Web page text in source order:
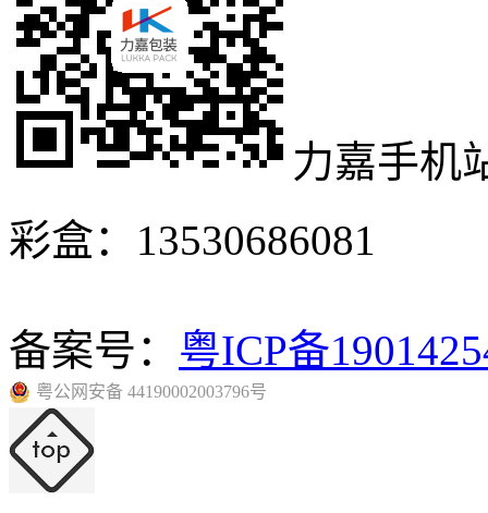
力嘉手机
彩盒：13530686081
备案号： 粤ICP备
粤公网安备 44190002003796号